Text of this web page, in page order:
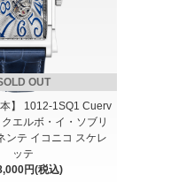
OUT
本】 1012-1SQ1 Cuerv
エルボ・イ・ソブリ
ンテ イコニコ スケレ
ッテ
円(税込)